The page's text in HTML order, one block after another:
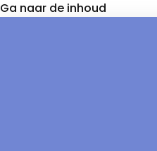
Ga naar de inhoud